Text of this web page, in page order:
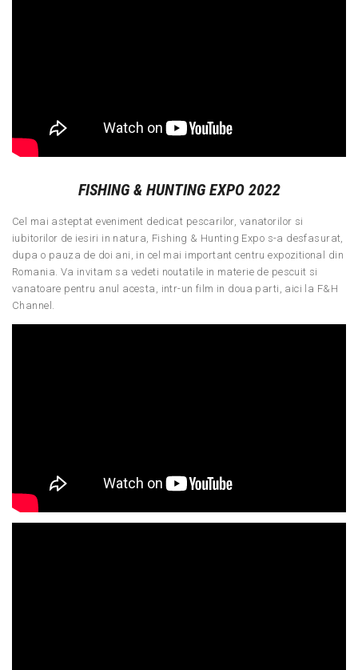
FISHING & HUNTING EXPO 2022
Cel mai asteptat eveniment dedicat pescarilor, vanatorilor si
iubitorilor de iesiri in natura, Fishing & Hunting Expo s-a desfasurat,
dupa o pauza de doi ani, in cel mai important centru expozitional din
Romania. Va invitam sa vedeti noutatile in materie de pescuit si
vanatoare pentru anul acesta, intr-un film in doua parti, aici la F&H
Channel.